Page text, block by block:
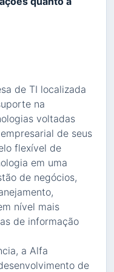
de TI localizada
na
voltadas
de seus
flexível de
em uma
de negócios,
nível mais
de informação
a Alfa
de